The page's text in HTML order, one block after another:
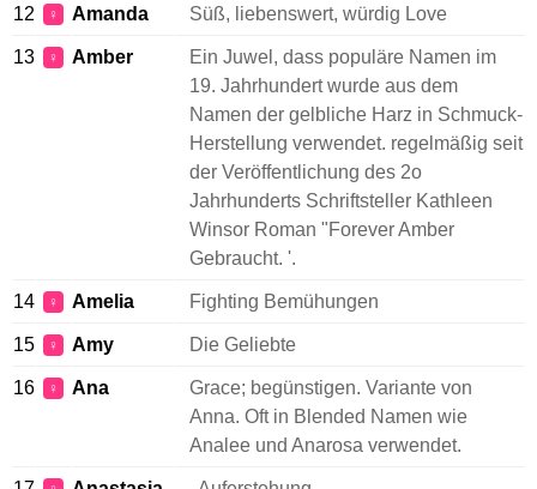
12 ♀ Amanda Süß, liebenswert, würdig Love
13 ♀ Amber
Ein Juwel, dass populäre Namen im
19. Jahrhundert wurde aus dem
Namen der gelbliche Harz in Schmuck-
Herstellung verwendet. regelmäßig seit
der Veröffentlichung des 2o
Jahrhunderts Schriftsteller Kathleen
Winsor Roman "Forever Amber
Gebraucht. '.
14 ♀ Amelia Fighting Bemühungen
15 ♀ Amy Die Geliebte
16 ♀ Ana
Grace; begünstigen. Variante von
Anna. Oft in Blended Namen wie
Analee und Anarosa verwendet.